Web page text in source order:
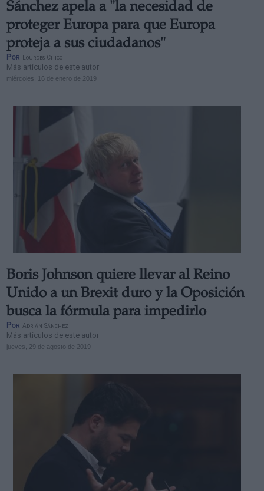
Sánchez apela a "la necesidad de
proteger Europa para que Europa
proteja a sus ciudadanos"
Por Lourdes Chico
Más artículos de este autor
miércoles, 16 de enero de 2019
Boris Johnson quiere llevar al Reino
Unido a un Brexit duro y la Oposición
busca la fórmula para impedirlo
Por Adrián Sánchez
Más artículos de este autor
jueves, 29 de agosto de 2019